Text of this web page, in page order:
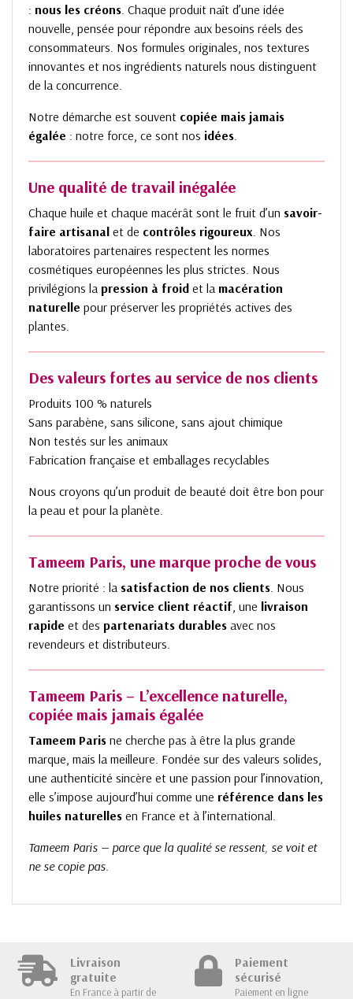
: nous les créons . Chaque produit naît d’une idée
nouvelle, pensée pour répondre aux besoins réels des
consommateurs. Nos formules originales, nos textures
innovantes et nos ingrédients naturels nous distinguent
de la concurrence.
Notre démarche est souvent copiée mais jamais
égalée : notre force, ce sont nos idées
Une qualité de travail inégalée
Chaque huile et chaque macérât sont le fruit d’un savoir-
faire artisanal et de contrôles rigoureux . Nos
laboratoires partenaires respectent les normes
cosmétiques européennes les plus strictes. Nous
privilégions la pression à froid et la macération
naturelle pour préserver les propriétés actives des
plantes.
Des valeurs fortes au service de nos clients
Produits 100 % naturels
Sans parabène, sans silicone, sans ajout chimique
Non testés sur les animaux
Fabrication française et emballages recyclables
Nous croyons qu’un produit de beauté doit être bon pour
la peau et pour la planète.
Tameem Paris, une marque proche de vous
Notre priorité : la satisfaction de nos clients . Nous
garantissons un service client réactif , une livraison
rapide et des partenariats durables avec nos
revendeurs et distributeurs.
Tameem Paris – L’excellence naturelle,
copiée mais jamais égalée
Tameem Paris ne cherche pas à être la plus grande
marque, mais la meilleure. Fondée sur des valeurs solides,
une authenticité sincère et une passion pour l’innovation,
elle s’impose aujourd’hui comme une référence dans les
huiles naturelles en France et à l’international.
Tameem Paris — parce que la qualité se ressent, se voit et
ne se copie pas.
Livraison
gratuite
En France à partir de
Paiement
sécurisé
Paiement en ligne